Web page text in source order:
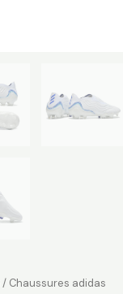
/ Chaussures adidas